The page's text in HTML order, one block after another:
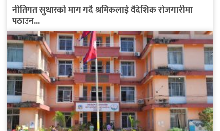
नीतिगत सुधारको माग गर्दै श्रमिकलाई वैदेशिक रोजगारीमा
पठाउन...